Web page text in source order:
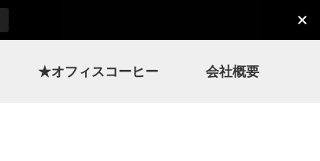
★オフィスコーヒー 会社概要